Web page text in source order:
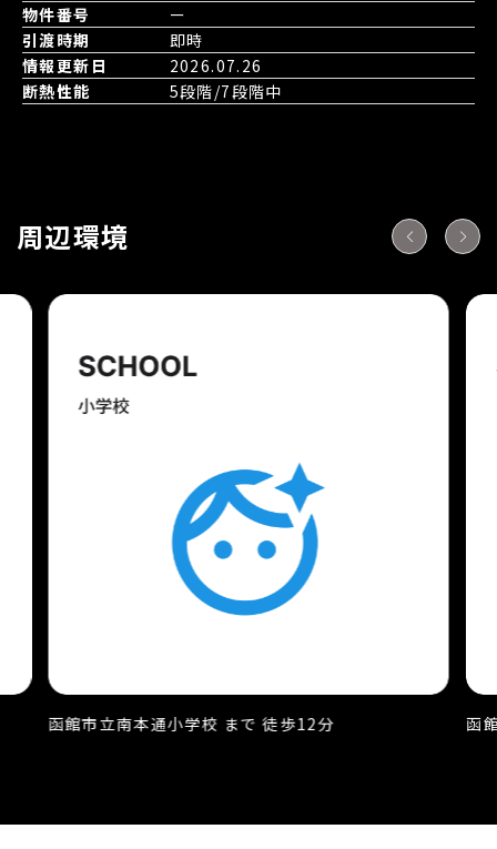
物件番号
ー
引渡時期
即時
情報更新日
2026.07.26
断熱性能
5段階/7段階中
周辺環境
函館市立南本通小学校 まで 徒歩12分 函